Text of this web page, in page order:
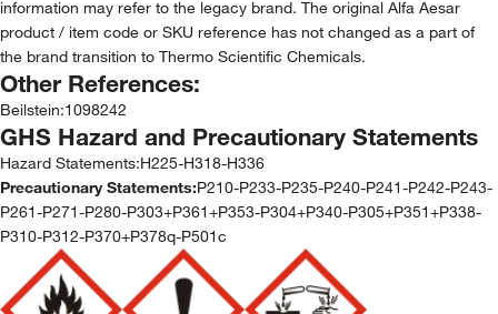
information may refer to the legacy brand. The original Alfa Aesar
product / item code or SKU reference has not changed as a part of
the brand transition to Thermo Scientific Chemicals.
Other References:
Beilstein:1098242
GHS Hazard and Precautionary Statements
Hazard Statements:H225-H318-H336
Precautionary Statements:P210-P233-P235-P240-P241-P242-P243-
P261-P271-P280-P303+P361+P353-P304+P340-P305+P351+P338-
P310-P312-P370+P378q-P501c